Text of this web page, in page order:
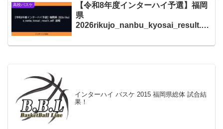
高校バスケ
【令和8年度インターハイ予選】福岡
県
2026rikujo_nanbu_kyosai_result.pd
インターハイ バスケ 2015 福岡県総体 試合結
果！